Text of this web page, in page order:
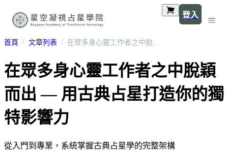
登入
首頁 文章列表 在眾多身心靈工作者之中脫穎而出 — 用古典占星打造你的獨特影響力
在眾多身心靈工作者之中脫穎
而出 — 用古典占星打造你的獨
特影響力
從入門到專業，系統掌握古典占星學的完整架構